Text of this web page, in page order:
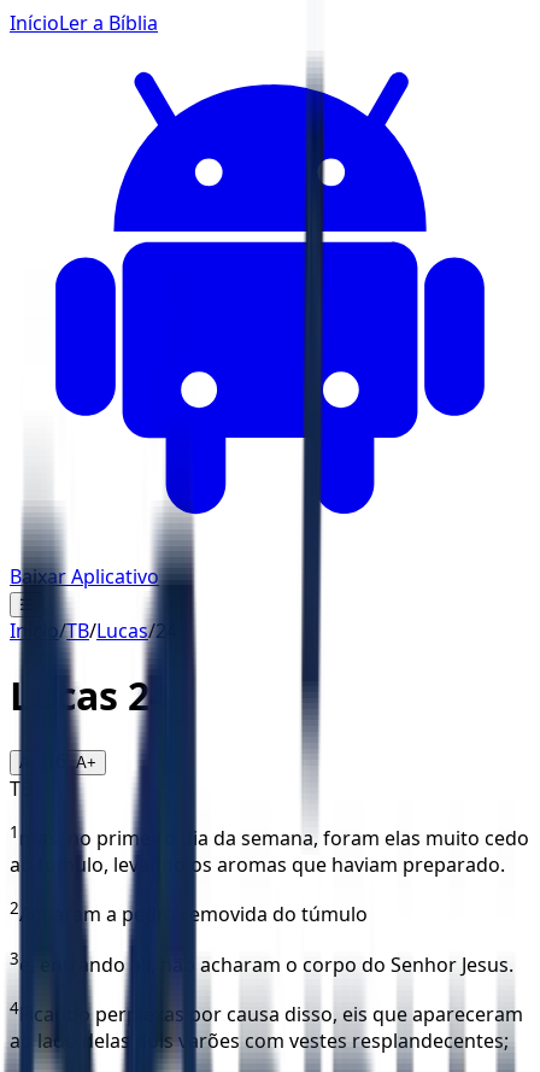
InícioLer a Bíblia
Baixar Aplicativo
☰
Início/TB/Lucas/24
Lucas 24
A- A+
TB
1 mas, no primeiro dia da semana, foram elas muito cedo
ao túmulo, levando os aromas que haviam preparado.
2Acharam a pedra removida do túmulo
3e, entrando ali, não acharam o corpo do Senhor Jesus.
4
Ficando perplexas por causa disso, eis que apareceram
ao lado delas dois varões com vestes resplandecentes;